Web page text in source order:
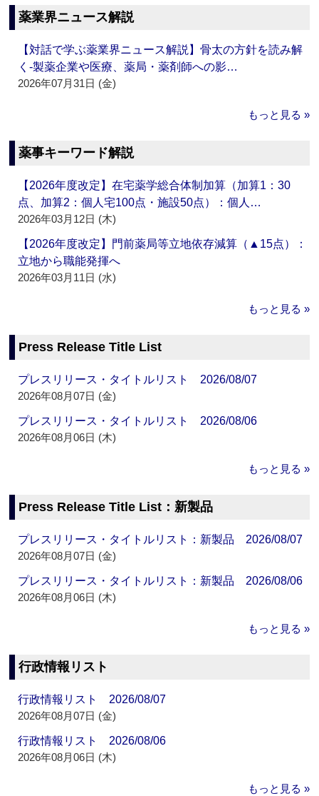
薬業界ニュース解説
【対話で学ぶ薬業界ニュース解説】骨太の方針を読み解
く‐製薬企業や医療、薬局・薬剤師への影…
2026年07月31日 (金)
もっと見る »
薬事キーワード解説
【2026年度改定】在宅薬学総合体制加算（加算1：30
点、加算2：個人宅100点・施設50点）：個人…
2026年03月12日 (木)
【2026年度改定】門前薬局等立地依存減算（▲15点）：
立地から職能発揮へ
2026年03月11日 (水)
もっと見る »
Press Release Title List
プレスリリース・タイトルリスト 2026/08/07
2026年08月07日 (金)
プレスリリース・タイトルリスト 2026/08/06
2026年08月06日 (木)
もっと見る »
Press Release Title List：新製品
プレスリリース・タイトルリスト：新製品 2026/08/07
2026年08月07日 (金)
プレスリリース・タイトルリスト：新製品 2026/08/06
2026年08月06日 (木)
もっと見る »
行政情報リスト
行政情報リスト 2026/08/07
2026年08月07日 (金)
行政情報リスト 2026/08/06
2026年08月06日 (木)
もっと見る »